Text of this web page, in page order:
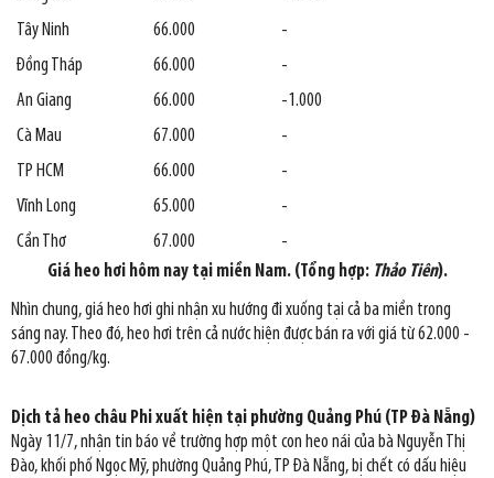
Tây Ninh
66.000
-
Đồng Tháp
66.000
-
An Giang
66.000
-1.000
Cà Mau
67.000
-
TP HCM
66.000
-
Vĩnh Long
65.000
-
Cần Thơ
67.000
-
Giá heo hơi hôm nay tại miền Nam. (Tổng hợp: Thảo Tiên).
Nhìn chung, giá heo hơi ghi nhận xu hướng đi xuống tại cả ba miền trong
sáng nay. Theo đó, heo hơi trên cả nước hiện được bán ra với giá từ 62.000 -
67.000 đồng/kg.
Dịch tả heo châu Phi xuất hiện tại phường Quảng Phú (TP Đà Nẵng)
Ngày 11/7, nhận tin báo về trường hợp một con heo nái của bà Nguyễn Thị
Đào, khối phố Ngọc Mỹ, phường Quảng Phú, TP Đà Nẵng, bị chết có dấu hiệu